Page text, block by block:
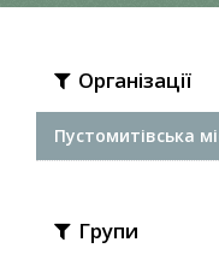
Організації
Пустомитівська
Групи